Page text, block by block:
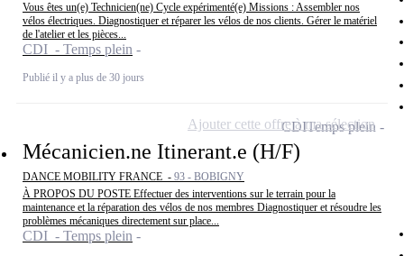
Vous êtes un(e) Technicien(ne) Cycle expérimenté(e) Missions : Assembler nos
vélos électriques. Diagnostiquer et réparer les vélos de nos clients. Gérer le matériel
de l'atelier et les pièces...
CDI - Temps plein
Publié il y a plus de 30 jours
Mécanicien.ne Itinerant.e (H/F)
DANCE MOBILITY FRANCE - 93 - BOBIGNY
À PROPOS DU POSTE Effectuer des interventions sur le terrain pour la
maintenance et la réparation des vélos de nos membres Diagnostiquer et résoudre les
problèmes mécaniques directement sur place...
CDI - Temps plein
CDITemps plein
Ajouter cette offre à ma sélection